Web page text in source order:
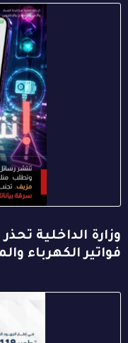
وزارة الداخلية
فواتير الكهرباء